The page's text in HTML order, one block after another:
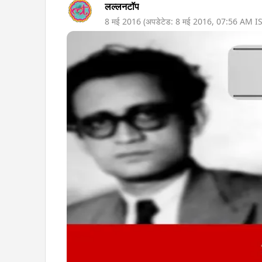
लल्लनटॉप
8 मई 2016 (अपडेटेड: 8 मई 2016, 07:56 AM